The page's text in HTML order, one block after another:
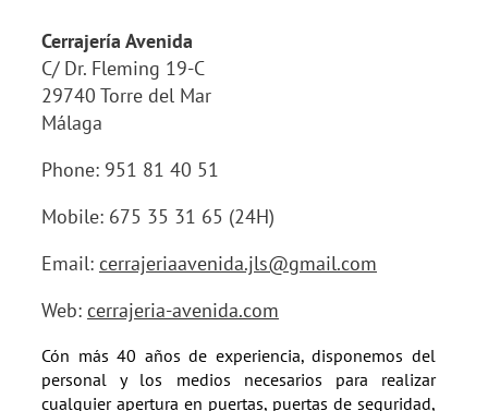
Cerrajería Avenida
C/ Dr. Fleming 19-C
29740 Torre del Mar
Málaga
Phone: 951 81 40 51
Mobile: 675 35 31 65 (24H)
Email: cerrajeriaavenida.jls@gmail.com
Web: cerrajeria-avenida.com
Cón más 40 años de experiencia, disponemos del
personal y los medios necesarios para realizar
cualquier apertura en puertas, puertas de seguridad,